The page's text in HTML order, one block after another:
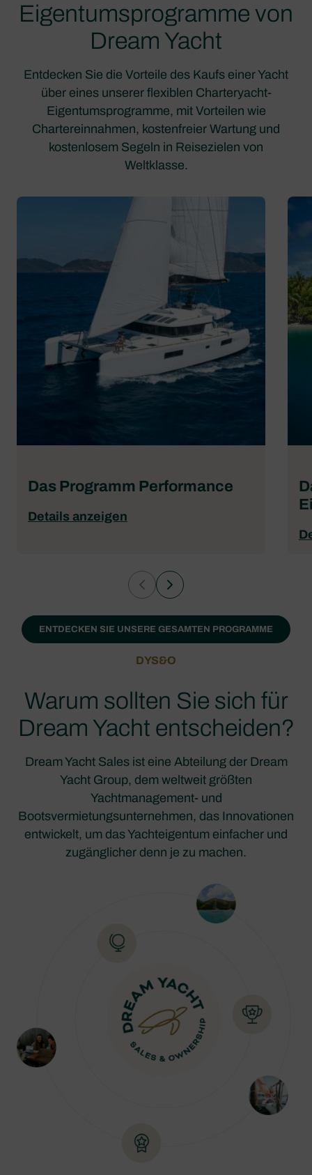
Eigentumsprogramme von
Dream Yacht
Entdecken Sie die Vorteile des Kaufs einer Yacht
über eines unserer flexiblen Charteryacht-
Eigentumsprogramme, mit Vorteilen wie
Chartereinnahmen, kostenfreier Wartung und
kostenlosem Segeln in Reisezielen von
Weltklasse.
Das Programm Performance
Details anzeigen
ENTDECKEN SIE UNSERE GESAMTEN PROGRAMME
DYS&O
Warum sollten Sie sich für
Dream Yacht entscheiden?
Dream Yacht Sales ist eine Abteilung der Dream
Yacht Group, dem weltweit größten
Yachtmanagement- und
Bootsvermietungsunternehmen, das Innovationen
entwickelt, um das Yachteigentum einfacher und
zugänglicher denn je zu machen.